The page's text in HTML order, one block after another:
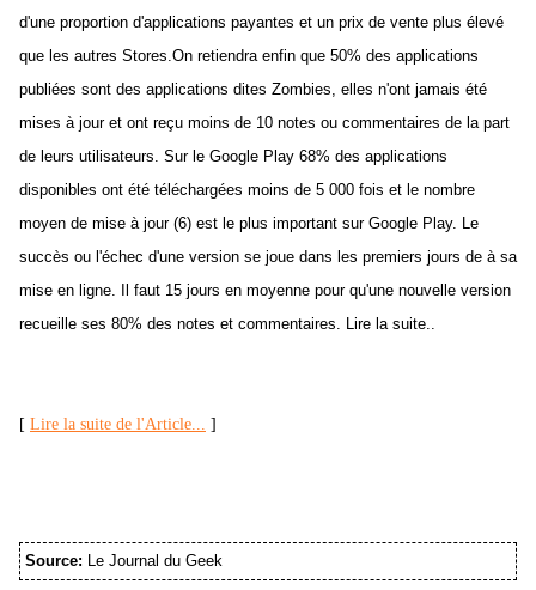
d'une proportion d'applications payantes et un prix de vente plus élevé
que les autres Stores.On retiendra enfin que 50% des applications
publiées sont des applications dites Zombies, elles n'ont jamais été
mises à jour et ont reçu moins de 10 notes ou commentaires de la part
de leurs utilisateurs. Sur le Google Play 68% des applications
disponibles ont été téléchargées moins de 5 000 fois et le nombre
moyen de mise à jour (6) est le plus important sur Google Play. Le
succès ou l'échec d'une version se joue dans les premiers jours de à sa
mise en ligne. Il faut 15 jours en moyenne pour qu'une nouvelle version
recueille ses 80% des notes et commentaires. Lire la suite..
[ Lire la suite de l'Article... ]
Source: Le Journal du Geek